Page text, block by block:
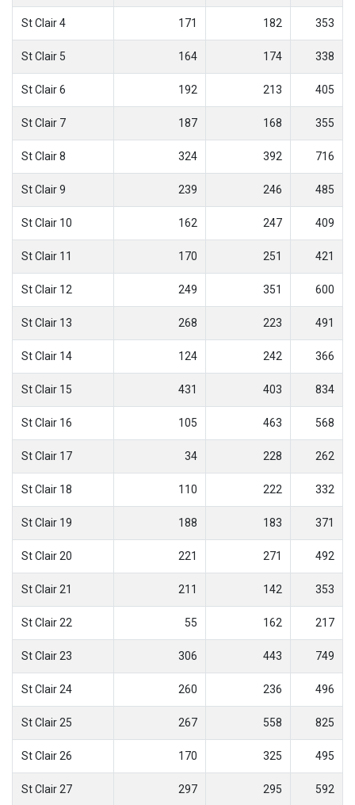
St Clair 4 171 182 353
St Clair 5 164 174 338
St Clair 6 192 213 405
St Clair 7 187 168 355
St Clair 8 324 392 716
St Clair 9 239 246 485
St Clair 10 162 247 409
St Clair 11 170 251 421
St Clair 12 249 351 600
St Clair 13 268 223 491
St Clair 14 124 242 366
St Clair 15 431 403 834
St Clair 16 105 463 568
St Clair 17 34 228 262
St Clair 18 110 222 332
St Clair 19 188 183 371
St Clair 20 221 271 492
St Clair 21 211 142 353
St Clair 22 55 162 217
St Clair 23 306 443 749
St Clair 24 260 236 496
St Clair 25 267 558 825
St Clair 26 170 325 495
St Clair 27 297 295 592